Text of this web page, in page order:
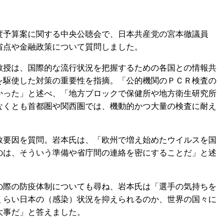
算案に関する中央公聴会で、日本共産党の宮本徹議員
や金融政策について質問しました。
は、国際的な流行状況を把握するための各国との情報共
使した対策の重要性を指摘。「公的機関のＰＣＲ検査の
た」と述べ、「地方ブロックで保健所や地方衛生研究所
とも首都圏や関西圏では、機動的かつ大量の検査に耐え
因を質問。岩本氏は、「欧州で増え始めたウイルスを国
、そういう準備や省庁間の連絡を密にすることだ」と述
の防疫体制についても尋ね、岩本氏は「選手の気持ちを
い日本の（感染）状況を抑えられるのか、世界の国々に
だ」と答えました。